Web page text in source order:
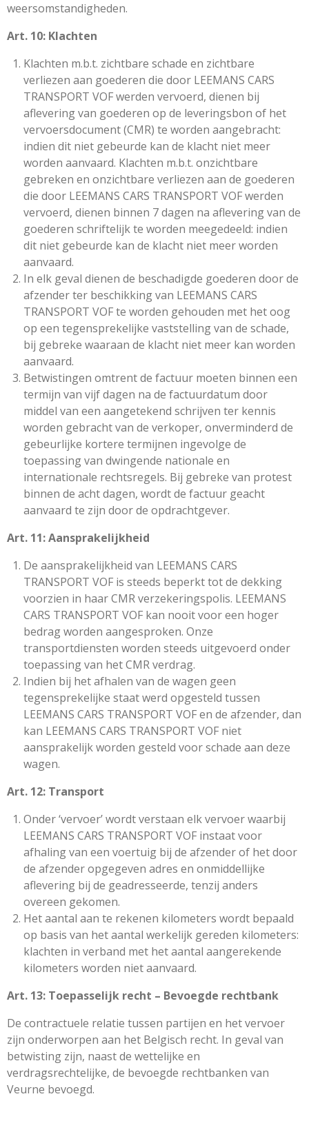
weersomstandigheden.
Art. 10: Klachten
Klachten m.b.t. zichtbare schade en zichtbare
verliezen aan goederen die door LEEMANS CARS
TRANSPORT VOF werden vervoerd, dienen bij
aflevering van goederen op de leveringsbon of het
vervoersdocument (CMR) te worden aangebracht:
indien dit niet gebeurde kan de klacht niet meer
worden aanvaard. Klachten m.b.t. onzichtbare
gebreken en onzichtbare verliezen aan de goederen
die door LEEMANS CARS TRANSPORT VOF werden
vervoerd, dienen binnen 7 dagen na aflevering van de
goederen schriftelijk te worden meegedeeld: indien
dit niet gebeurde kan de klacht niet meer worden
aanvaard.
In elk geval dienen de beschadigde goederen door de
afzender ter beschikking van LEEMANS CARS
TRANSPORT VOF te worden gehouden met het oog
op een tegensprekelijke vaststelling van de schade,
bij gebreke waaraan de klacht niet meer kan worden
aanvaard.
Betwistingen omtrent de factuur moeten binnen een
termijn van vijf dagen na de factuurdatum door
middel van een aangetekend schrijven ter kennis
worden gebracht van de verkoper, onverminderd de
gebeurlijke kortere termijnen ingevolge de
toepassing van dwingende nationale en
internationale rechtsregels. Bij gebreke van protest
binnen de acht dagen, wordt de factuur geacht
aanvaard te zijn door de opdrachtgever.
Art. 11: Aansprakelijkheid
De aansprakelijkheid van LEEMANS CARS
TRANSPORT VOF is steeds beperkt tot de dekking
voorzien in haar CMR verzekeringspolis. LEEMANS
CARS TRANSPORT VOF kan nooit voor een hoger
bedrag worden aangesproken. Onze
transportdiensten worden steeds uitgevoerd onder
toepassing van het CMR verdrag.
Indien bij het afhalen van de wagen geen
tegensprekelijke staat werd opgesteld tussen
LEEMANS CARS TRANSPORT VOF en de afzender, dan
kan LEEMANS CARS TRANSPORT VOF niet
aansprakelijk worden gesteld voor schade aan deze
wagen.
Art. 12: Transport
Onder ‘vervoer’ wordt verstaan elk vervoer waarbij
LEEMANS CARS TRANSPORT VOF instaat voor
afhaling van een voertuig bij de afzender of het door
de afzender opgegeven adres en onmiddellijke
aflevering bij de geadresseerde, tenzij anders
overeen gekomen.
Het aantal aan te rekenen kilometers wordt bepaald
op basis van het aantal werkelijk gereden kilometers:
klachten in verband met het aantal aangerekende
kilometers worden niet aanvaard.
Art. 13: Toepasselijk recht – Bevoegde rechtbank
De contractuele relatie tussen partijen en het vervoer
zijn onderworpen aan het Belgisch recht. In geval van
betwisting zijn, naast de wettelijke en
verdragsrechtelijke, de bevoegde rechtbanken van
Veurne bevoegd.